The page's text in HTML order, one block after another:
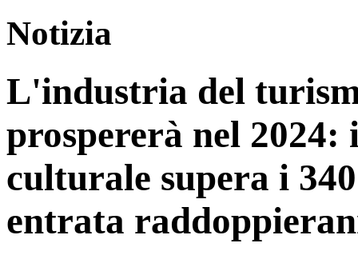
Notizia
L'industria del
prospererà nel
culturale supera i
entrata